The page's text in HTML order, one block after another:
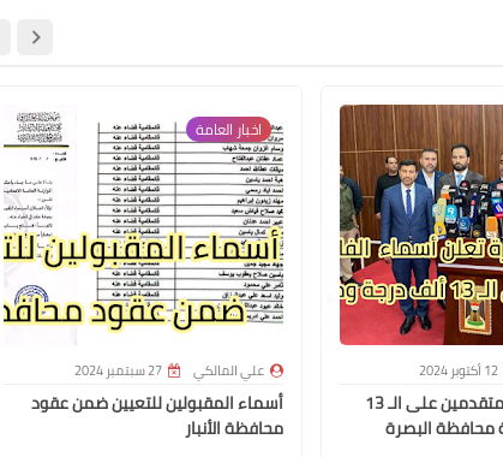
12 أكتوبر 2024
أسماء الفائزين المتقدمين على الـ 13
محافظة البصرة
اخبار العامة
علي المالكي 27 سبتمبر 2024
أسماء المقبولين للتعيين ضمن عقود
محافظة الأنبار
علي المالكي